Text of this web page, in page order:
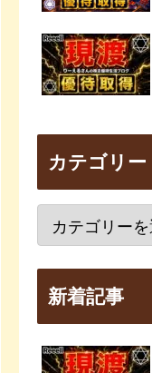
カテゴリー
新着記事